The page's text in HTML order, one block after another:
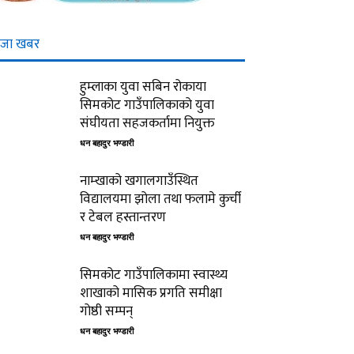
खबर
हुम्लाका युवा सबिन रोकाया
सिमकोट गाउँपालिकाको युवा
संघीयता सहजकर्तामा नियुक्त
धन बहादुर भण्डारी
नाम्खाको खगालगाउँस्थित
विद्यालयमा झोला तथा फलामे कुर्ची
र टेबल हस्तान्तरण
धन बहादुर भण्डारी
सिमकोट गाउँपालिकामा स्वास्थ्य
शाखाको मासिक प्रगति समीक्षा
गोष्ठी सम्पन्
धन बहादुर भण्डारी